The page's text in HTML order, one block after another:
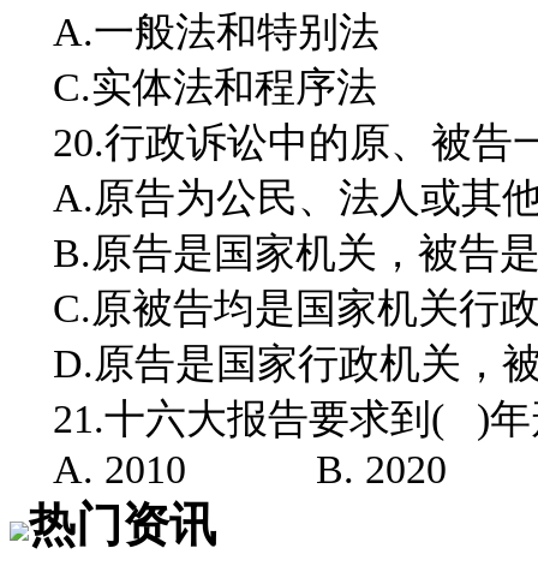
A.一般法和特别法
C.实体法和程序法
20.行政诉讼中的原、被告
A.原告为公民、法人或其
B.原告是国家机关，被告
C.原被告均是国家机关行
D.原告是国家行政机关，
21.十六大报告要求到( )年
A. 2010 B. 2020
热门资讯